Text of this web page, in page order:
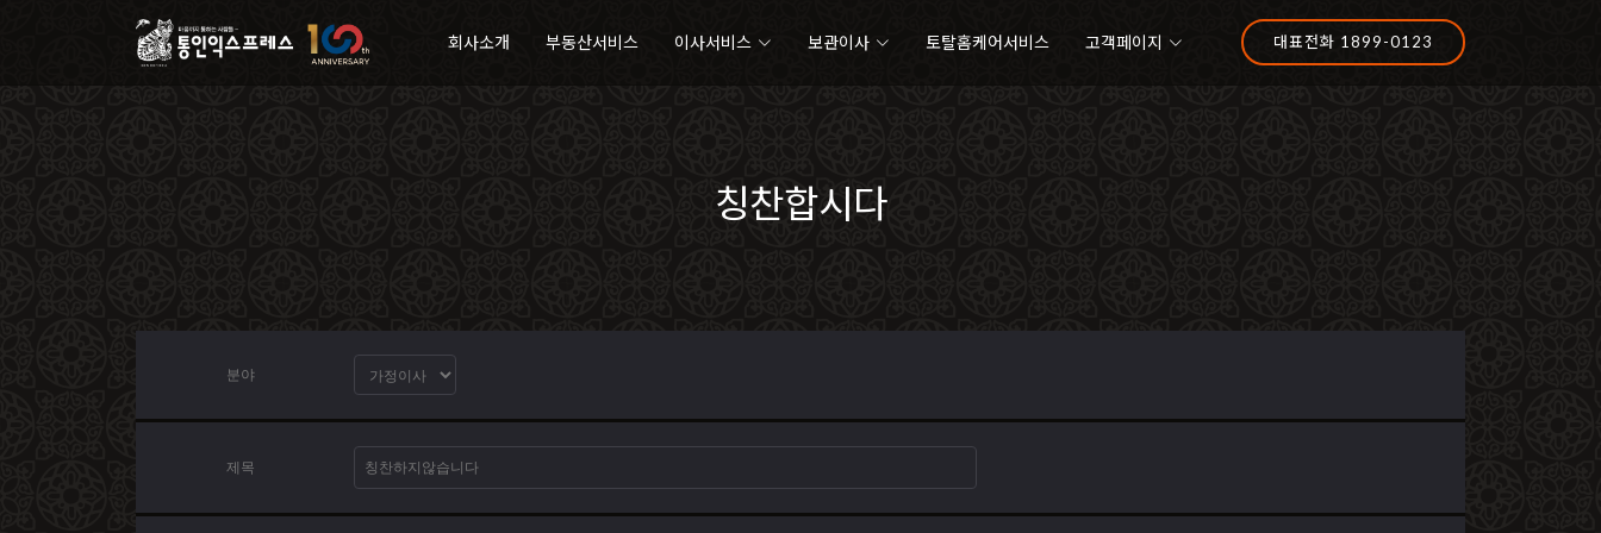
회사소개 부동산서비스 이사서비스 보관이사 토탈홈케어서비스 고객페이지 대표전화 1899-0123
칭찬합시다
분야
제목